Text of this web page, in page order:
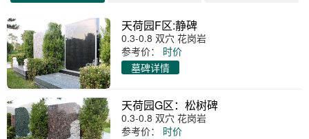
天荷园F区:静碑
0.3-0.8 双穴 花岗岩
参考价：
时价
墓碑详情
天荷园G区：松树碑
0.3-0.8 双穴 花岗岩
参考价：
时价